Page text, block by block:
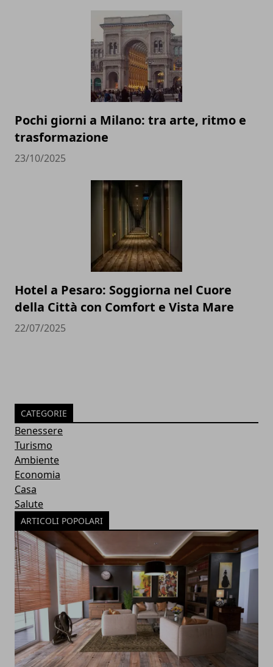
Pochi giorni a Milano: tra arte, ritmo e
trasformazione
23/10/2025
Hotel a Pesaro: Soggiorna nel Cuore
della Città con Comfort e Vista Mare
22/07/2025
CATEGORIE
Benessere
Turismo
Ambiente
Economia
Casa
Salute
ARTICOLI POPOLARI